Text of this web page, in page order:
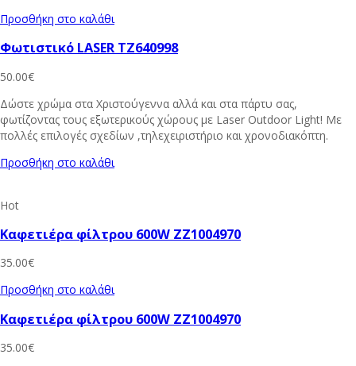
Προσθήκη στο καλάθι
Φωτιστικό LASER TZ640998
50.00€
Δώστε χρώμα στα Χριστούγεννα αλλά και στα πάρτυ σας,
φωτίζοντας τους εξωτερικούς χώρους με Laser Outdoor Light! Με
πολλές επιλογές σχεδίων ,τηλεχειριστήριο και χρονοδιακόπτη.
Προσθήκη στο καλάθι
Hot
Καφετιέρα φίλτρου 600W ZZ1004970
35.00€
Προσθήκη στο καλάθι
Καφετιέρα φίλτρου 600W ZZ1004970
35.00€